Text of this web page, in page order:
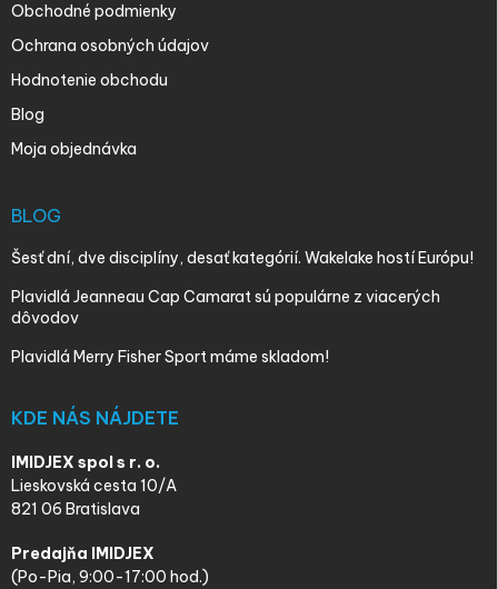
Obchodné podmienky
Ochrana osobných údajov
Hodnotenie obchodu
Blog
Moja objednávka
BLOG
Šesť dní, dve disciplíny, desať kategórií. Wakelake hostí Európu!
Plavidlá Jeanneau Cap Camarat sú populárne z viacerých
dôvodov
Plavidlá Merry Fisher Sport máme skladom!
KDE NÁS NÁJDETE
IMIDJEX spol s r. o.
Lieskovská cesta 10/A
821 06 Bratislava
Predajňa IMIDJEX
(Po-Pia, 9:00-17:00 hod.)